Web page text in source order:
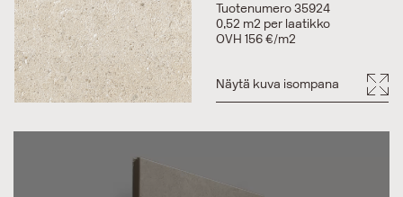
Tuotenumero 35924
0,52 m2 per laatikko
OVH 156 €/m2
Näytä kuva isompana